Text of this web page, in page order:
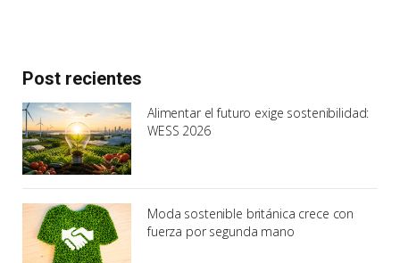
Post recientes
Alimentar el futuro exige sostenibilidad:
WESS 2026
Moda sostenible británica crece con
fuerza por segunda mano